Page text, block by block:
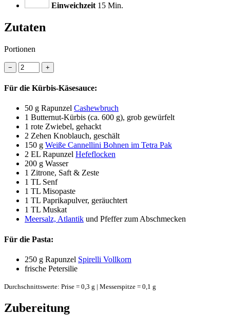
Einweichzeit 15 Min.
Zutaten
Portionen
− +
Für die Kürbis-Käsesauce:
50 g Rapunzel Cashewbruch
1 Butternut-Kürbis (ca. 600 g), grob gewürfelt
1 rote Zwiebel, gehackt
2 Zehen Knoblauch, geschält
150 g Weiße Cannellini Bohnen im Tetra Pak
2 EL Rapunzel Hefeflocken
200 g Wasser
1 Zitrone, Saft & Zeste
1 TL Senf
1 TL Misopaste
1 TL Paprikapulver, geräuchtert
1 TL Muskat
Meersalz, Atlantik und Pfeffer zum Abschmecken
Für die Pasta:
250 g Rapunzel Spirelli Vollkorn
frische Petersilie
Durchschnittswerte: Prise = 0,3 g | Messerspitze = 0,1 g
Zubereitung